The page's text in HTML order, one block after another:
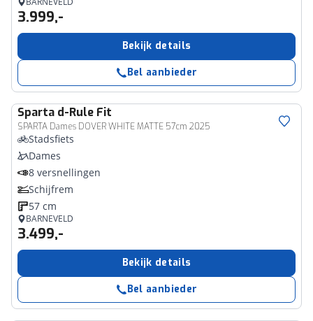
3.999,-
Bekijk details
Bel aanbieder
Sparta d-Rule Fit
SPARTA Dames DOVER WHITE MATTE 57cm 2025
Stadsfiets
Dames
8 versnellingen
Schijfrem
57 cm
BARNEVELD
3.499,-
Bekijk details
Bel aanbieder